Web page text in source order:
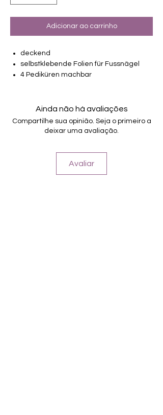
Adicionar ao carrinho
deckend
selbstklebende Folien für Fussnägel
4 Pediküren machbar
Halten bis zu 14 Tage
Ainda não há avaliações
Compartilhe sua opinião. Seja o primeiro a
deixar uma avaliação.
Avaliar